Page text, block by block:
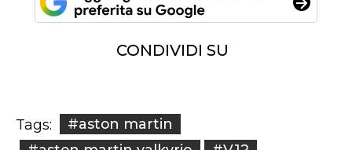
CONDIVIDI SU
Tags:
#aston martin